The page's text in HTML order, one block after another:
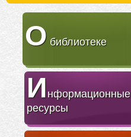
О библиотеке
Информационные
ресурсы